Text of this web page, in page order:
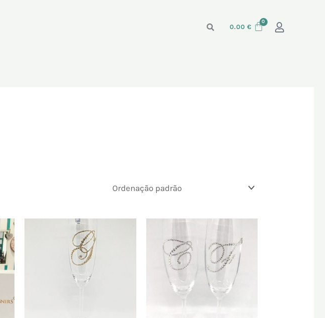
0.00 €
17.50 €
through
22.50 €